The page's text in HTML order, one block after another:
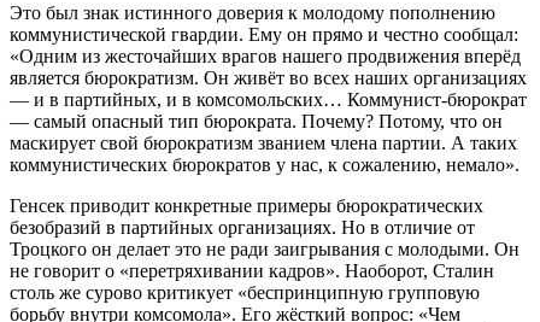
Это был знак истинного доверия к молодому пополнению
коммунистической гвардии. Ему он прямо и честно сообщал:
«Одним из жесточайших врагов нашего продвижения вперёд
является бюрократизм. Он живёт во всех наших организациях
— и в партийных, и в комсомольских… Коммунист-бюрократ
— самый опасный тип бюрократа. Почему? Потому, что он
маскирует свой бюрократизм званием члена партии. А таких
коммунистических бюрократов у нас, к сожалению, немало».
Генсек приводит конкретные примеры бюрократических
безобразий в партийных организациях. Но в отличие от
Троцкого он делает это не ради заигрывания с молодыми. Он
не говорит о «перетряхивании кадров». Наоборот, Сталин
столь же сурово критикует «беспринципную групповую
борьбу внутри комсомола». Его жёсткий вопрос: «Чем